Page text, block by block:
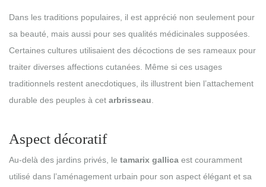
Dans les traditions populaires, il est apprécié non seulement pour
sa beauté, mais aussi pour ses qualités médicinales supposées.
Certaines cultures utilisaient des décoctions de ses rameaux pour
traiter diverses affections cutanées. Même si ces usages
traditionnels restent anecdotiques, ils illustrent bien l’attachement
durable des peuples à cet arbrisseau.
Aspect décoratif
Au-delà des jardins privés, le tamarix gallica est couramment
utilisé dans l’aménagement urbain pour son aspect élégant et sa